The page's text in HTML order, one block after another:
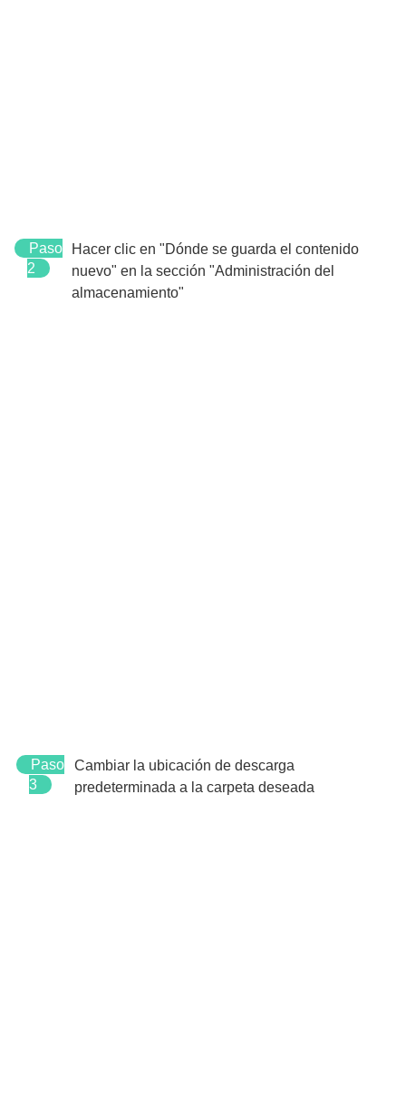
Paso
2
Hacer clic en "Dónde se guarda el contenido
nuevo" en la sección "Administración del
almacenamiento"
Paso
3
Cambiar la ubicación de descarga
predeterminada a la carpeta deseada